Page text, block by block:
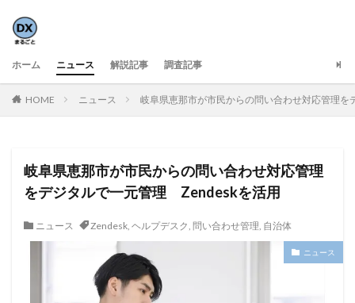
ホーム ニュース 解説記事 調査記事
HOME ニュース 岐阜県恵那市が市民からの問い合わせ対応管理
岐阜県恵那市が市民からの問い合わせ対応管理
をデジタルで一元管理 Zendeskを活用
ニュース Zendesk, ヘルプデスク, 問い合わせ管理, 自治体
ニュース